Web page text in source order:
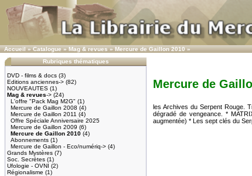
Accueil»Catalogue»Mag & revues»Mercure de Gaillon 2010»
Rubriques thématiques
DVD - films & docs (3)
Editions anciennes-> (82)
NOUVEAUTES (1)
Mag & revues-> (24)
L'offre "Pack Mag M2G" (1)
Mercure de Gaillon 2008 (4)
Mercure de Gaillon 2011 (4)
Offre Spéciale Anniversaire 2025
Mercure de Gaillon 2009 (6)
Mercure de Gaillon 2010 (4)
Abonnements (1)
Mercure de Gaillon - Eco/numériq-> (4)
Grands Mystères (7)
Soc. Secrètes (1)
Ufologie - OVNI (2)
Régionalisme (1)
Mercure de
les Archives du Serpent Rouge.
dégradé de vengeance. *
augmentée) * Les sept clés du